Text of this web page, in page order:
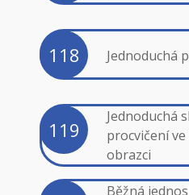
118 Jednoduchá
119
Jednoduchá
procvičení
obrazci
Běžná